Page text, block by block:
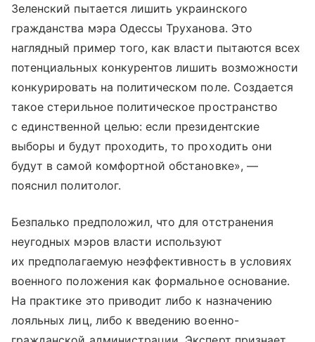
Зеленский пытается лишить украинского
гражданства мэра Одессы Труханова. Это
наглядный пример того, как власти пытаются всех
потенциальных конкурентов лишить возможности
конкурировать на политическом поле. Создается
такое стерильное политическое пространство
с единственной целью: если президентские
выборы и будут проходить, то проходить они
будут в самой комфортной обстановке», —
пояснил политолог.
Безпалько предположил, что для отстранения
неугодных мэров власти используют
их предполагаемую неэффективность в условиях
военного положения как формальное основание.
На практике это приводит либо к назначению
лояльных лиц, либо к введению военно-